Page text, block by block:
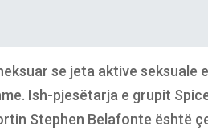
se jeta aktive seksuale
Ish-pjesëtarja e grupit
Stephen Belafonte është